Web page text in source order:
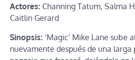
Actores: Channing Tatum, Salma
Caitlin Gerard
Sinopsis: ‘Magic’ Mike Lane sube
nuevamente después de una larga